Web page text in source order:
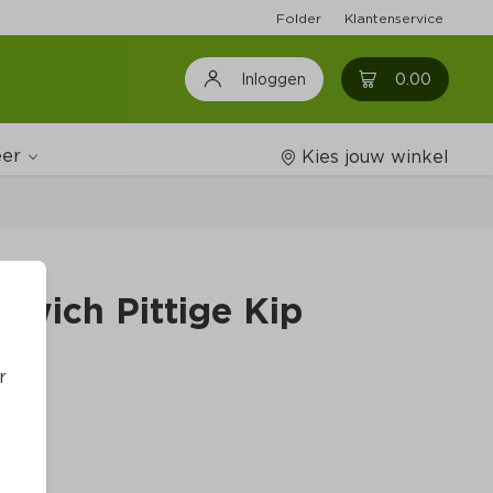
Folder Klantenservice
Inloggen 0.00 0
Wijnshop
Kies jouw winkel
Pittige Kip